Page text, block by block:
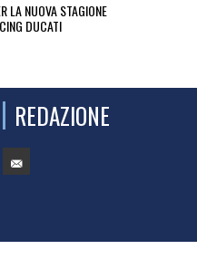
LA NUOVA STAGIONE
DUCATI
REDAZIONE